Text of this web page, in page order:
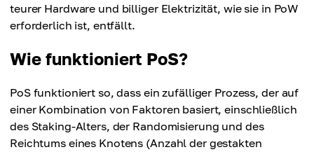
teurer Hardware und billiger Elektrizität, wie sie in PoW
erforderlich ist, entfällt.
Wie funktioniert PoS?
PoS funktioniert so, dass ein zufälliger Prozess, der auf
einer Kombination von Faktoren basiert, einschließlich
des Staking-Alters, der Randomisierung und des
Reichtums eines Knotens (Anzahl der gestakten